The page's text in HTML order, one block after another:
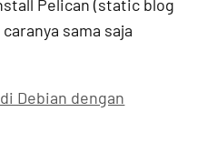
Pelican (static blog
sama saja
Debian dengan